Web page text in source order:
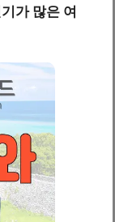
가 많은 여